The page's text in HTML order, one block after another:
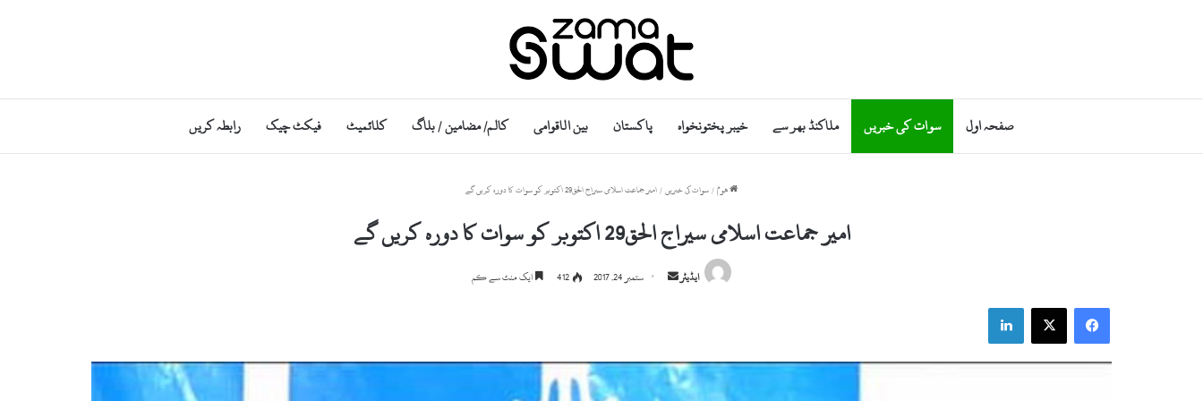
صفحہ اول سوات کی خبریں ملاکنڈ بھر سے خیبر پختونخواہ پاکستان بین الاقوامی کالم/ مضامین / بلاگ کلائمیٹ فیکٹ چیک رابطہ کریں
ھوم/سوات کی خبریں/امیر جماعت اسلامی سیراج الحق29 اکتوبر کو سوات کا دورہ کریں گے
امیر جماعت اسلامی سیراج الحق29 اکتوبر کو سوات کا دورہ کریں گے
ایڈیٹر
a
n
ستمبر 24, 2017 412 ایک منٹ سے کم
Facebook
X